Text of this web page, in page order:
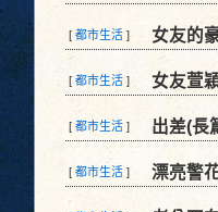
[ 都市生活 ] 女友的
[ 都市生活 ] 女友萱
[ 都市生活 ] 出差(長
[ 都市生活 ] 漂亮警